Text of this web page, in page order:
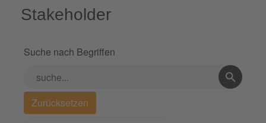
Stakeholder
Suche nach Begriffen